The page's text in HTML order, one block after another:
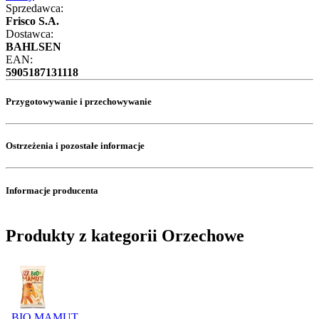
Sprzedawca:
Frisco S.A.
Dostawca:
BAHLSEN
EAN:
5905187131118
Przygotowywanie i przechowywanie
Ostrzeżenia i pozostałe informacje
Informacje producenta
Produkty z kategorii Orzechowe